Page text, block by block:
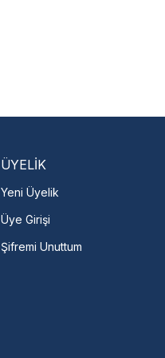
ÜYELİK
Yeni Üyelik
Üye Girişi
Şifremi Unuttum